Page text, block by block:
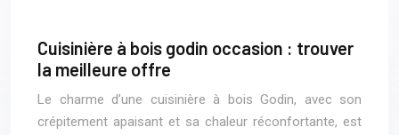
Cuisinière à bois godin occasion : trouver
la meilleure offre
Le charme d’une cuisinière à bois Godin, avec son
crépitement apaisant et sa chaleur réconfortante, est